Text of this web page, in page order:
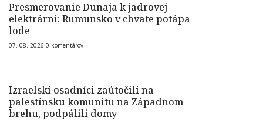
Presmerovanie Dunaja k jadrovej
elektrárni: Rumunsko v chvate potápa
lode
07. 08. 2026 0 komentárov
Izraelskí osadníci zaútočili na
palestínsku komunitu na Západnom
brehu, podpálili domy